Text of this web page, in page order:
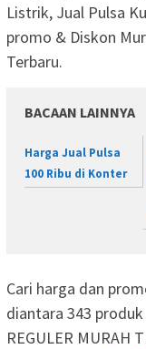
Listrik, Jual Pulsa
promo & Diskon
Terbaru.
BACAAN LAINNYA
Harga Jual Pulsa
100 Ribu di Konter
Cari harga dan
diantara 343 produk
REGULER MURAH